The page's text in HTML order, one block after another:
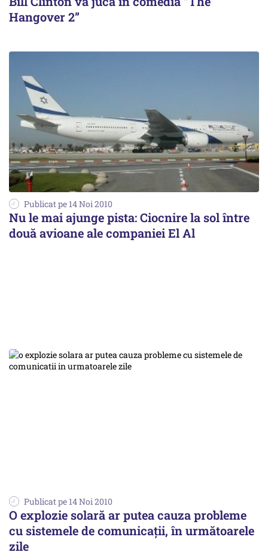
Hangover 2”
Publicat pe 14 Noi 2010
Nu le mai ajunge pista: Ciocnire la sol între
două avioane ale companiei El Al
Publicat pe 14 Noi 2010
O explozie solară ar putea cauza probleme
cu sistemele de comunicații, în următoarele
zile